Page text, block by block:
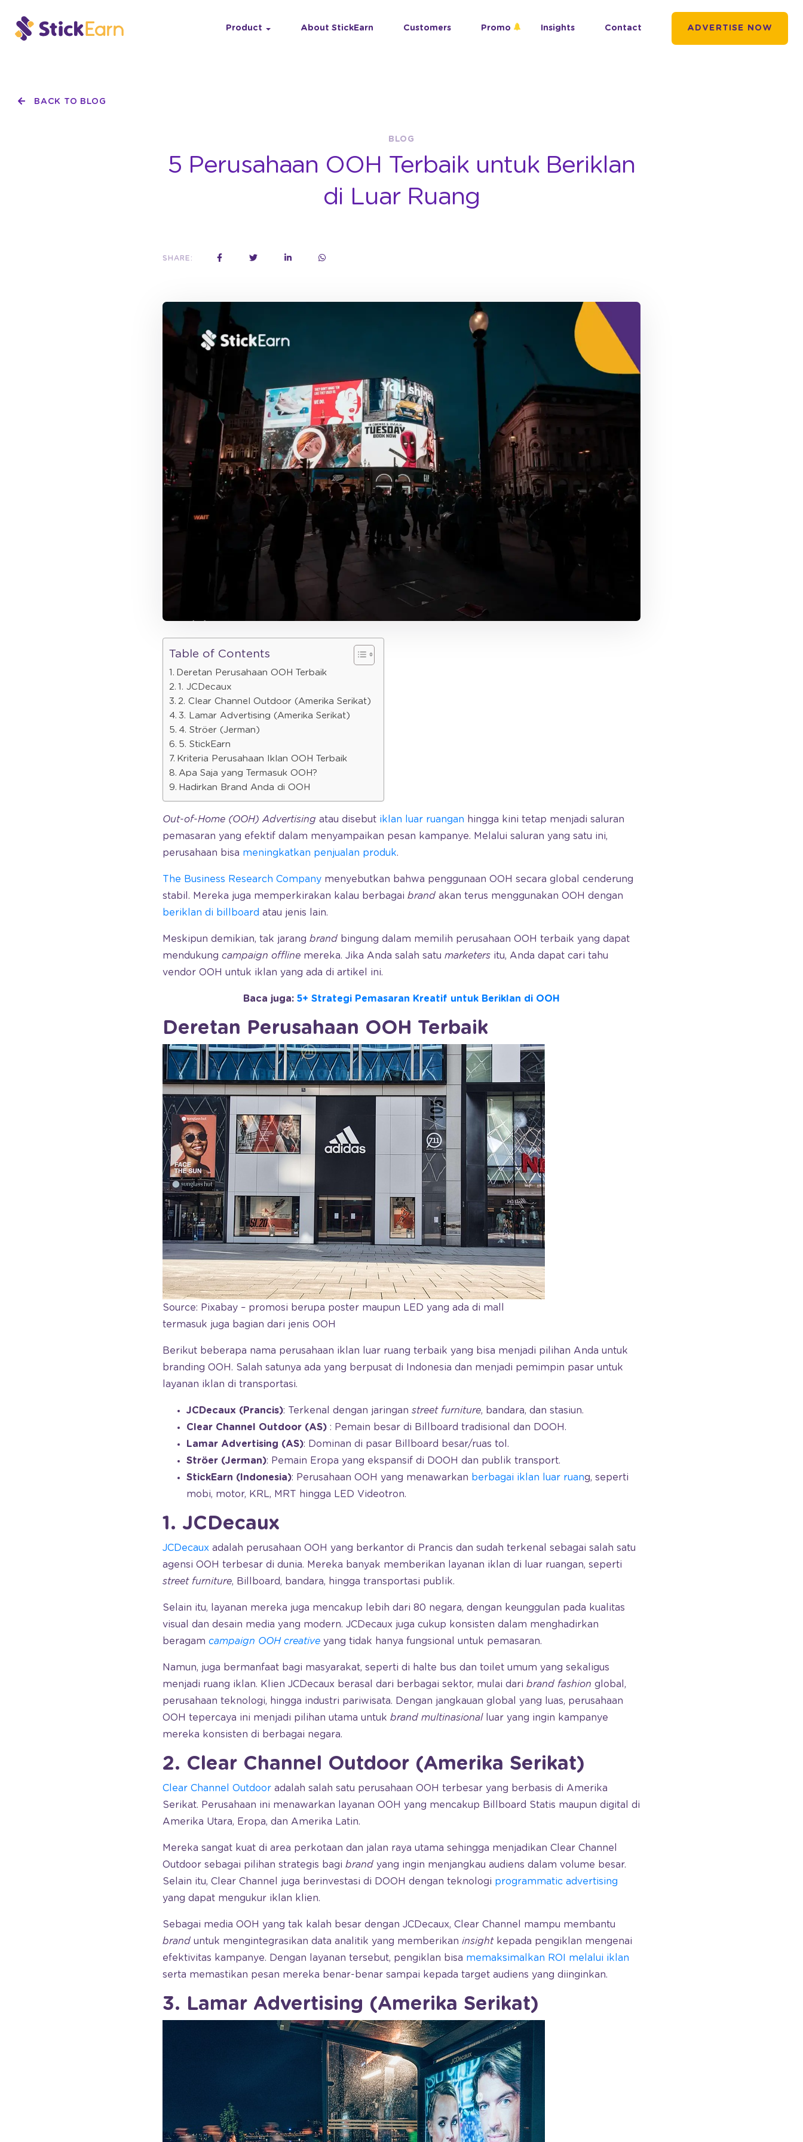
Product About StickEarn Customers Promo Insights Contact ADVERTISE NOW
BACK TO BLOG
BLOG
5 Perusahaan OOH Terbaik untuk Beriklan
di Luar Ruang
SHARE:
Table of Contents
Deretan Perusahaan OOH Terbaik
1. JCDecaux
2. Clear Channel Outdoor (Amerika Serikat)
3. Lamar Advertising (Amerika Serikat)
4. Ströer (Jerman)
5. StickEarn
Kriteria Perusahaan Iklan OOH Terbaik
Apa Saja yang Termasuk OOH?
Hadirkan Brand Anda di OOH
Out-of-Home (OOH) Advertising atau disebut iklan luar ruangan hingga kini tetap menjadi saluran
pemasaran yang efektif dalam menyampaikan pesan kampanye. Melalui saluran yang satu ini,
perusahaan bisa meningkatkan penjualan produk.
The Business Research Company menyebutkan bahwa penggunaan OOH secara global cenderung
stabil. Mereka juga memperkirakan kalau berbagai brand akan terus menggunakan OOH dengan
beriklan di billboard atau jenis lain.
Meskipun demikian, tak jarang brand bingung dalam memilih perusahaan OOH terbaik yang dapat
mendukung campaign offline mereka. Jika Anda salah satu marketers itu, Anda dapat cari tahu
vendor OOH untuk iklan yang ada di artikel ini.
Baca juga: 5+ Strategi Pemasaran Kreatif untuk Beriklan di OOH
Deretan Perusahaan OOH Terbaik
Source: Pixabay – promosi berupa poster maupun LED yang ada di mall
termasuk juga bagian dari jenis OOH
Berikut beberapa nama perusahaan iklan luar ruang terbaik yang bisa menjadi pilihan Anda untuk
branding OOH. Salah satunya ada yang berpusat di Indonesia dan menjadi pemimpin pasar untuk
layanan iklan di transportasi.
JCDecaux (Prancis): Terkenal dengan jaringan street furniture, bandara, dan stasiun.
Clear Channel Outdoor (AS) : Pemain besar di Billboard tradisional dan DOOH.
Lamar Advertising (AS): Dominan di pasar Billboard besar/ruas tol.
Ströer (Jerman): Pemain Eropa yang ekspansif di DOOH dan publik transport.
StickEarn (Indonesia): Perusahaan OOH yang menawarkan berbagai iklan luar ruang, seperti
mobi, motor, KRL, MRT hingga LED Videotron.
1. JCDecaux
JCDecaux adalah perusahaan OOH yang berkantor di Prancis dan sudah terkenal sebagai salah satu
agensi OOH terbesar di dunia. Mereka banyak memberikan layanan iklan di luar ruangan, seperti
street furniture, Billboard, bandara, hingga transportasi publik.
Selain itu, layanan mereka juga mencakup lebih dari 80 negara, dengan keunggulan pada kualitas
visual dan desain media yang modern. JCDecaux juga cukup konsisten dalam menghadirkan
beragam campaign OOH creative yang tidak hanya fungsional untuk pemasaran.
Namun, juga bermanfaat bagi masyarakat, seperti di halte bus dan toilet umum yang sekaligus
menjadi ruang iklan. Klien JCDecaux berasal dari berbagai sektor, mulai dari brand fashion global,
perusahaan teknologi, hingga industri pariwisata. Dengan jangkauan global yang luas, perusahaan
OOH tepercaya ini menjadi pilihan utama untuk brand multinasionalluar yang ingin kampanye
mereka konsisten di berbagai negara.
2. Clear Channel Outdoor (Amerika Serikat)
Clear Channel Outdoor adalah salah satu perusahaan OOH terbesar yang berbasis di Amerika
Serikat. Perusahaan ini menawarkan layanan OOH yang mencakup Billboard Statis maupun digital di
Amerika Utara, Eropa, dan Amerika Latin.
Mereka sangat kuat di area perkotaan dan jalan raya utama sehingga menjadikan Clear Channel
Outdoor sebagai pilihan strategis bagi brand yang ingin menjangkau audiens dalam volume besar.
Selain itu, Clear Channel juga berinvestasi di DOOH dengan teknologi programmatic advertising
yang dapat mengukur iklan klien.
Sebagai media OOH yang tak kalah besar dengan JCDecaux, Clear Channel mampu membantu
brand untuk mengintegrasikan data analitik yang memberikan insightkepada pengiklan mengenai
efektivitas kampanye. Dengan layanan tersebut, pengiklan bisa memaksimalkan ROI melalui iklan
serta memastikan pesan mereka benar-benar sampai kepada target audiens yang diinginkan.
3. Lamar Advertising (Amerika Serikat)